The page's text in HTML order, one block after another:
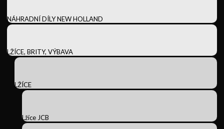
NÁHRADNÍ DÍLY NEW HOLLAND
LŽÍCE, BRITY, VÝBAVA
LŽÍCE
Lžíce JCB